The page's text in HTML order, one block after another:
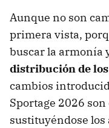
Aunque no son
primera vista,
buscar la armonía
distribución de
cambios
Sportage 2026
sustituyéndose